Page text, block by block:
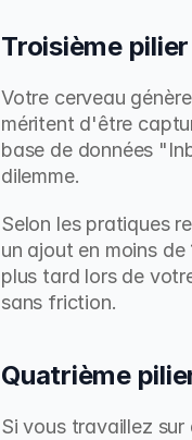
Troisième
Votre cerveau
méritent d'être
base de données
dilemme.
Selon les pratiques
un ajout en moins
plus tard lors de
sans friction.
Quatrième
Si vous travaillez